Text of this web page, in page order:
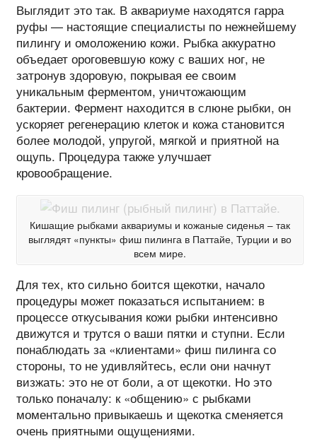
Выглядит это так. В аквариуме находятся гарра
руфы — настоящие специалисты по нежнейшему
пилингу и омоложению кожи. Рыбка аккуратно
объедает ороговевшую кожу с ваших ног, не
затронув здоровую, покрывая ее своим
уникальным ферментом, уничтожающим
бактерии. Фермент находится в слюне рыбки, он
ускоряет регенерацию клеток и кожа становится
более молодой, упругой, мягкой и приятной на
ощупь. Процедура также улучшает
кровообращение.
Кишащие рыбками аквариумы и кожаные сиденья – так
выглядят «пункты» фиш пилинга в Паттайе, Турции и во
всем мире.
Для тех, кто сильно боится щекотки, начало
процедуры может показаться испытанием: в
процессе откусывания кожи рыбки интенсивно
движутся и трутся о ваши пятки и ступни. Если
понаблюдать за «клиентами» фиш пилинга со
стороны, то не удивляйтесь, если они начнут
визжать: это не от боли, а от щекотки. Но это
только поначалу: к «общению» с рыбками
моментально привыкаешь и щекотка сменяется
очень приятными ощущениями.